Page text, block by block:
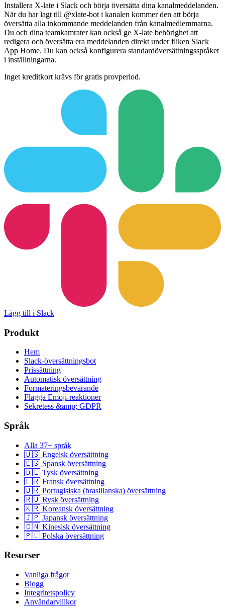
Installera X-late i Slack och börja översätta dina kanalmeddelanden.
När du har lagt till @xlate-bot i kanalen kommer den att börja
översätta alla inkommande meddelanden från kanalmedlemmarna.
Du och dina teamkamrater kan också ge X-late behörighet att
redigera och översätta era meddelanden direkt under fliken Slack
App Home. Du kan också konfigurera standardöversättningsspråket
i inställningarna.
Inget kreditkort krävs för gratis provperiod.
Lägg till i Slack
Produkt
Hem
Slack-översättningsbot
Prissättning
Automatisk översättning
Formateringsbevarande
Flagga Emoji-reaktioner
Sekretess &amp; GDPR
Språk
Alla 37+ språk
🇺🇸 Engelsk översättning
🇪🇸 Spansk översättning
🇩🇪 Tysk översättning
🇫🇷 Fransk översättning
🇧🇷 Portugisiska (brasilianska) översättning
🇷🇺 Rysk översättning
🇰🇷 Koreansk översättning
🇯🇵 Japansk översättning
🇨🇳 Kinesisk översättning
🇵🇱 Polska översättning
Resurser
Vanliga frågor
Blogg
Integritetspolicy
Användarvillkor